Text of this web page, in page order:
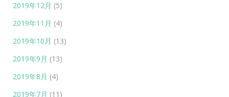
2019年12月 (5)
2019年11月 (4)
2019年10月 (13)
2019年9月 (13)
2019年8月 (4)
2019年7月 (11)